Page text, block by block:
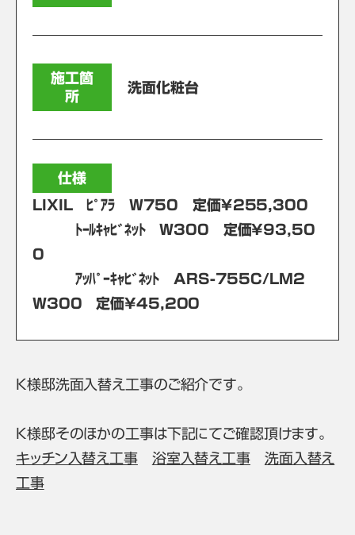
施工箇
所
洗面化粧台
仕様
LIXIL ﾋﾟｱﾗ W750 定価￥255,300
ﾄｰﾙｷｬﾋﾞﾈｯﾄ W300 定価¥93,50
0
ｱｯﾊﾟｰｷｬﾋﾞﾈｯﾄ ARS-755C/LM2
W300 定価¥45,200
K様邸洗面入替え工事のご紹介です。
K様邸そのほかの工事は下記にてご確認頂けます。
キッチン入替え工事
浴室入替え工事
洗面入替え
工事